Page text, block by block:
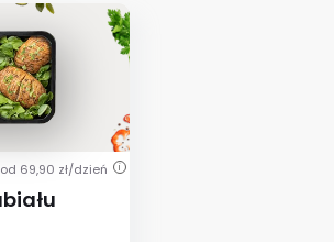
od 69,90 zł/dzień i